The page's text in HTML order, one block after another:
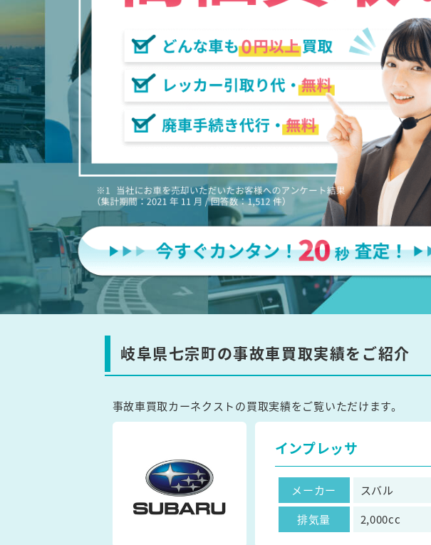
岐阜県七宗町の事故車買取実績をご紹介
事故車買取カーネクストの買取実績をご覧いただけます。
インプレッサ
メーカー スバル
排気量
2,000cc